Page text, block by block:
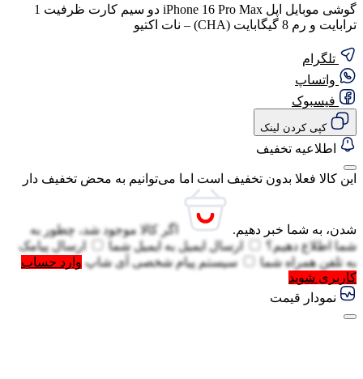
گوشی موبایل اپل iPhone 16 Pro Max دو سیم کارت ظرفیت 1
ترابایت و رم 8 گیگابایت (CHA) – نات اکتیو
تلگرام
واتساپ
فیسبوک
کپی کردن لینک
اطلاعیه تخفیف
این کالا فعلا بدون تخفیف است اما می‌توانیم به محض تخفیف دار
شدن، به شما خبر دهیم.
اگر کالا موجود شد، چطور به
شما اطلاع دهیم؟
ارسال ایمیل به ایمیل شما
ارسال پیامک
به تلفن همراه شما سیستم پیام شخصی آی شاپ وارد حساب
کاربری شوید
نمودار قیمت